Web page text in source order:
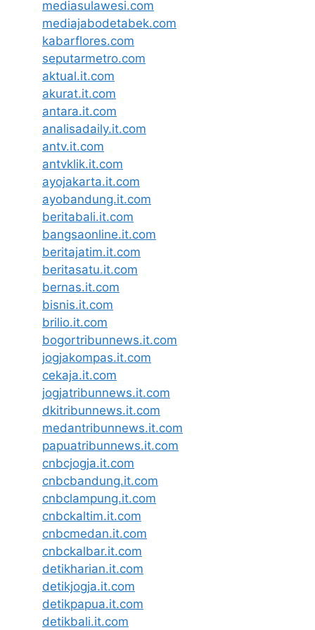
mediasulawesi.com
mediajabodetabek.com
kabarflores.com
seputarmetro.com
aktual.it.com
akurat.it.com
antara.it.com
analisadaily.it.com
antv.it.com
antvklik.it.com
ayojakarta.it.com
ayobandung.it.com
beritabali.it.com
bangsaonline.it.com
beritajatim.it.com
beritasatu.it.com
bernas.it.com
bisnis.it.com
brilio.it.com
bogortribunnews.it.com
jogjakompas.it.com
cekaja.it.com
jogjatribunnews.it.com
dkitribunnews.it.com
medantribunnews.it.com
papuatribunnews.it.com
cnbcjogja.it.com
cnbcbandung.it.com
cnbclampung.it.com
cnbckaltim.it.com
cnbcmedan.it.com
cnbckalbar.it.com
detikharian.it.com
detikjogja.it.com
detikpapua.it.com
detikbali.it.com